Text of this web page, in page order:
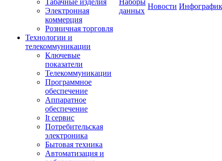
Табачные изделия
Электронная
коммерция
Розничная торговля
Технологии и
телекоммуникации
Ключевые
показатели
Телекоммуникации
Программное
обеспечение
Аппаратное
обеспечение
It сервис
Потребительская
электроника
Бытовая техника
Автоматизация и
Наборы
данных
Новости